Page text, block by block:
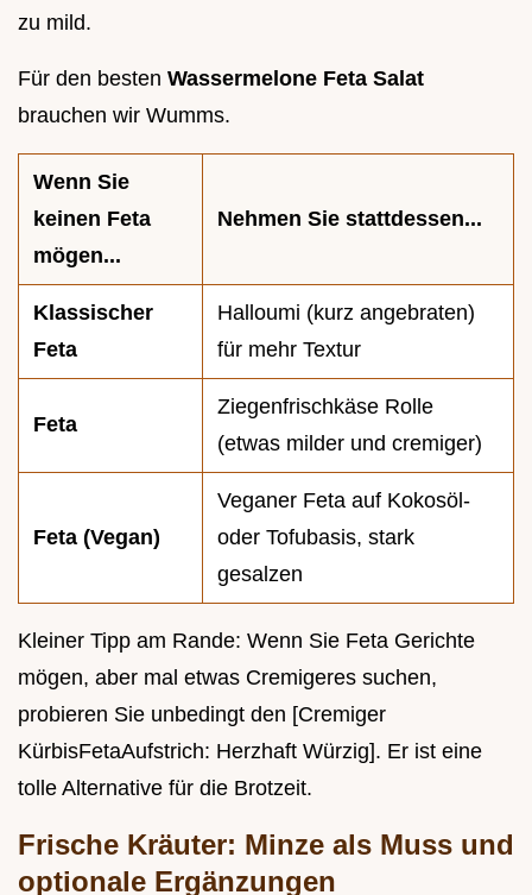
zu mild.
Für den besten Wassermelone Feta Salat
brauchen wir Wumms.
Wenn Sie
keinen Feta
mögen...
Nehmen Sie stattdessen...
Klassischer
Feta
Halloumi (kurz angebraten)
für mehr Textur
Feta
Ziegenfrischkäse Rolle
(etwas milder und cremiger)
Feta (Vegan)
Veganer Feta auf Kokosöl-
oder Tofubasis, stark
gesalzen
Kleiner Tipp am Rande: Wenn Sie Feta Gerichte
mögen, aber mal etwas Cremigeres suchen,
probieren Sie unbedingt den [Cremiger
KürbisFetaAufstrich: Herzhaft Würzig]. Er ist eine
tolle Alternative für die Brotzeit.
Frische Kräuter: Minze als Muss und
optionale Ergänzungen